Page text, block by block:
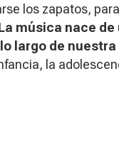
los zapatos,
música nace
largo de nuestra
la